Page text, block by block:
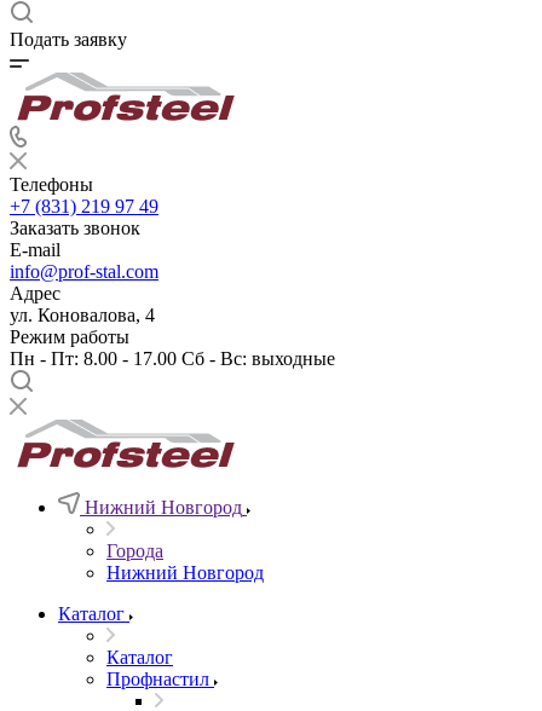
Подать заявку
Телефоны
+7 (831) 219 97 49
Заказать звонок
E-mail
info@prof-stal.com
Адрес
ул. Коновалова, 4
Режим работы
Пн - Пт: 8.00 - 17.00 Сб - Вс: выходные
Нижний Новгород
Города
Нижний Новгород
Каталог
Каталог
Профнастил